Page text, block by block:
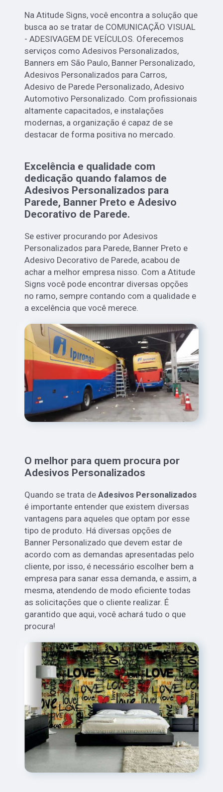
Na Atitude Signs, você encontra a solução que
busca ao se tratar de COMUNICAÇÃO VISUAL
- ADESIVAGEM DE VEÍCULOS. Oferecemos
serviços como Adesivos Personalizados,
Banners em São Paulo, Banner Personalizado,
Adesivos Personalizados para Carros,
Adesivo de Parede Personalizado, Adesivo
Automotivo Personalizado. Com profissionais
altamente capacitados, e instalações
modernas, a organização é capaz de se
destacar de forma positiva no mercado.
Excelência e qualidade com
dedicação quando falamos de
Adesivos Personalizados para
Parede, Banner Preto e Adesivo
Decorativo de Parede.
Se estiver procurando por Adesivos
Personalizados para Parede, Banner Preto e
Adesivo Decorativo de Parede, acabou de
achar a melhor empresa nisso. Com a Atitude
Signs você pode encontrar diversas opções
no ramo, sempre contando com a qualidade e
a excelência que você merece.
O melhor para quem procura por
Adesivos Personalizados
Quando se trata deAdesivos Personalizados
é importante entender que existem diversas
vantagens para aqueles que optam por esse
tipo de produto. Há diversas opções de
Banner Personalizado que devem estar de
acordo com as demandas apresentadas pelo
cliente, por isso, é necessário escolher bem a
empresa para sanar essa demanda, e assim, a
mesma, atendendo de modo eficiente todas
as solicitações que o cliente realizar. É
garantido que aqui, você achará tudo o que
procura!